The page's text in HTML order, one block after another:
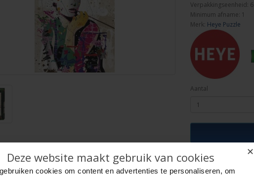
Verpakkingseenheid: 6
Minimum afname: 1
Merk: Heye Puzzle
Aantal
Foto hoge resolutie Details
✕
Deze website maakt gebruik van cookies
cookies om content en advertenties te personaliseren, om